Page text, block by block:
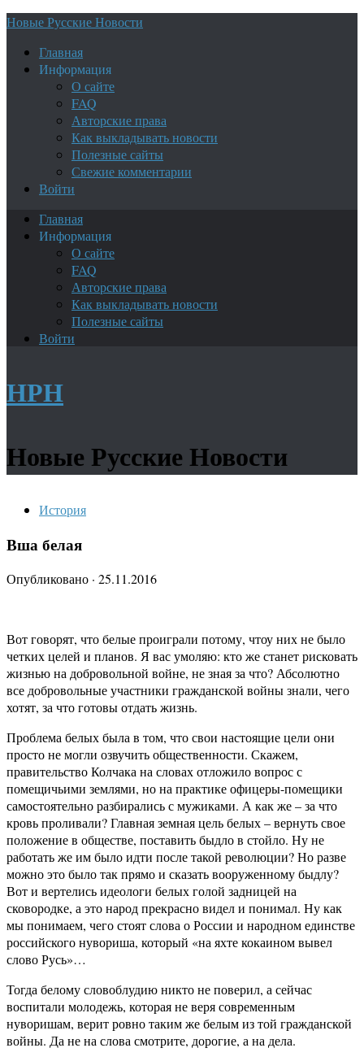
Новые Русские Новости
Главная
Информация
О сайте
FAQ
Авторские права
Как выкладывать новости
Полезные сайты
Свежие комментарии
Войти
Главная
Информация
О сайте
FAQ
Авторские права
Как выкладывать новости
Полезные сайты
Войти
НРН
Новые Русские Новости
История
Вша белая
Опубликовано · 25.11.2016
Вот говорят, что белые проиграли потому, чтоу них не было
четких целей и планов. Я вас умоляю: кто же станет рисковать
жизнью на добровольной войне, не зная за что? Абсолютно
все добровольные участники гражданской войны знали, чего
хотят, за что готовы отдать жизнь.
Проблема белых была в том, что свои настоящие цели они
просто не могли озвучить общественности. Скажем,
правительство Колчака на словах отложило вопрос с
помещичьими землями, но на практике офицеры-помещики
самостоятельно разбирались с мужиками. А как же – за что
кровь проливали? Главная земная цель белых – вернуть свое
положение в обществе, поставить быдло в стойло. Ну не
работать же им было идти после такой революции? Но разве
можно это было так прямо и сказать вооруженному быдлу?
Вот и вертелись идеологи белых голой задницей на
сковородке, а это народ прекрасно видел и понимал. Ну как
мы понимаем, чего стоят слова о России и народном единстве
российского нувориша, который «на яхте кокаином вывел
слово Русь»…
Тогда белому словоблудию никто не поверил, а сейчас
воспитали молодежь, которая не веря современным
нуворишам, верит ровно таким же белым из той гражданской
войны. Да не на слова смотрите, дорогие, а на дела.